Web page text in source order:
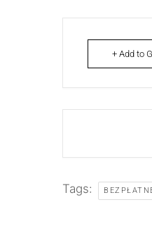
+ Add to
Tags: